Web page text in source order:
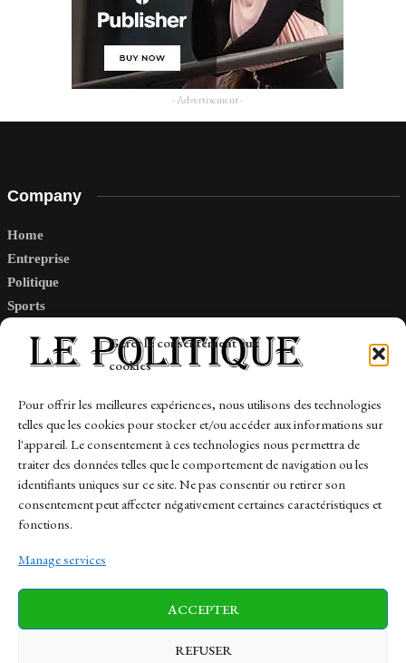
Gérer le consentement aux
cookies
Pour offrir les meilleures expériences, nous utilisons des technologies
telles que les cookies pour stocker et/ou accéder aux informations sur
l'appareil. Le consentement à ces technologies nous permettra de
traiter des données telles que le comportement de navigation ou les
identifiants uniques sur ce site. Ne pas consentir ou retirer son
consentement peut affecter négativement certaines caractéristiques et
fonctions.
Manage services
ACCEPTER
REFUSER
- Advertisement -
Company
Home
Entreprise
Politique
Sports
Links
Contact
Sitemap
News Finance-Marches Politics
Business Tech Health Sports Travel